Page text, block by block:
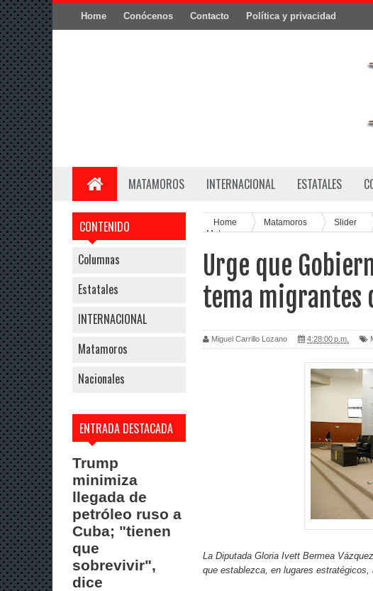
Home Conócenos Contacto Política y privacidad
MATAMOROS INTERNACIONAL ESTATALES
CONTENIDO
Columnas
Estatales
INTERNACIONAL
Matamoros
Nacionales
ENTRADA DESTACADA
Trump
minimiza
llegada de
petróleo ruso a
Cuba; "tienen
que
sobrevivir",
dice
Home Matamoros Slider
Matamoros
Urge que
tema migrantes
Miguel Carrillo Lozano 4:28:00 p.m.
La Diputada Gloria Ivett Bermea
que establezca, en lugares estratégicos,